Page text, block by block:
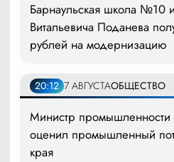
Барнаульская школа №10
Витальевича Поданева
рублей на модернизацию
20:12 7 АВГУСТАОБЩЕСТВО
Министр промышленности
оценил промышленный
края